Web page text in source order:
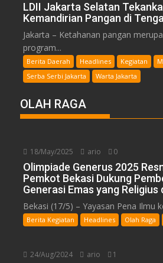
LDII Jakarta Selatan
Kemandirian Pangan di
Jakarta – Ketahanan pangan
program...
Berita Daerah Headlines Kegiatan
Serba Serbi Jakarta
Warta Jakarta
OLAH RAGA
18/May/2025 ario 0
Olimpiade Generus 2025
Pemkot Bekasi Dukung
Generasi Emas yang Religius
Bekasi (17/5) – Yayasan Pena Ilmu
Berita Kegiatan Headlines Olah Raga
24/Aug/2024 ario 1